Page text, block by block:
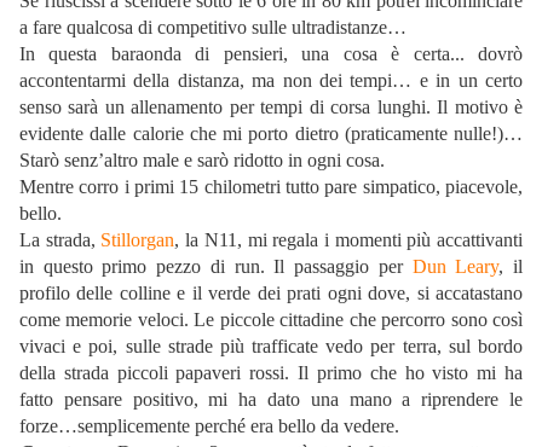
a fare qualcosa di competitivo sulle ultradistanze…
In questa baraonda di pensieri, una cosa è certa... dovrò
accontentarmi della distanza, ma non dei tempi… e in un certo
senso sarà un allenamento per tempi di corsa lunghi. Il motivo è
evidente dalle calorie che mi porto dietro (praticamente nulle!)…
Starò senz’altro male e sarò ridotto in ogni cosa.
Mentre corro i primi 15 chilometri tutto pare simpatico, piacevole,
bello.
La strada, Stillorgan, la N11, mi regala i momenti più accattivanti
in questo primo pezzo di run. Il passaggio per Dun Leary, il
profilo delle colline e il verde dei prati ogni dove, si accatastano
come memorie veloci. Le piccole cittadine che percorro sono così
vivaci e poi, sulle strade più trafficate vedo per terra, sul bordo
della strada piccoli papaveri rossi. Il primo che ho visto mi ha
fatto pensare positivo, mi ha dato una mano a riprendere le
forze…semplicemente perché era bello da vedere.